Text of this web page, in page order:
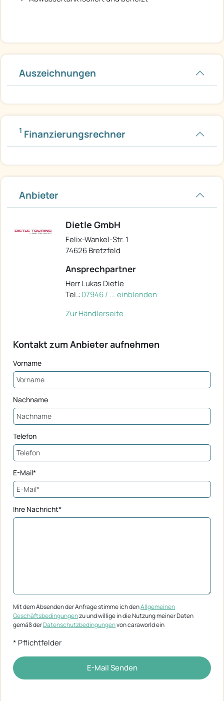
Auszeichnungen
1 Finanzierungsrechner
Anbieter
Dietle GmbH
Felix-Wankel-Str. 1
74626 Bretzfeld
Ansprechpartner
Herr Lukas Dietle
Tel.: 07946 / ... einblenden
Zur Händlerseite
Kontakt zum Anbieter aufnehmen
Vorname
Nachname
Telefon
E-Mail*
Ihre Nachricht*
Mit dem Absenden der Anfrage stimme ich denAllgemeinen
Geschäftsbedingungenzu und willige in die Nutzung meiner Daten
gemäß derDatenschutzbedingungenvon caraworld ein
* Pflichtfelder
E-Mail Senden